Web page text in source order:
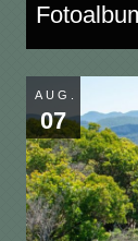
AUG.
07